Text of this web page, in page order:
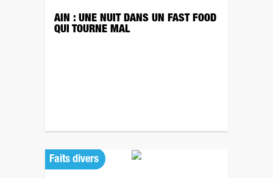
AIN : UNE NUIT DANS UN FAST FOOD
QUI TOURNE MAL
Faits divers